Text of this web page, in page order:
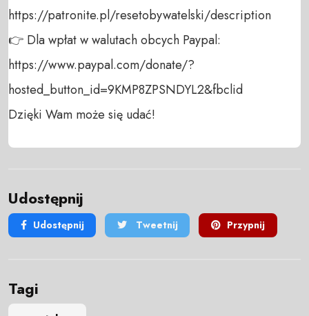
https://patronite.pl/resetobywatelski/description
👉 Dla wpłat w walutach obcych Paypal:
https://www.paypal.com/donate/?
hosted_button_id=9KMP8ZPSNDYL2&fbclid
Dzięki Wam może się udać!
Udostępnij
Udostępnij Tweetnij Przypnij
Tagi